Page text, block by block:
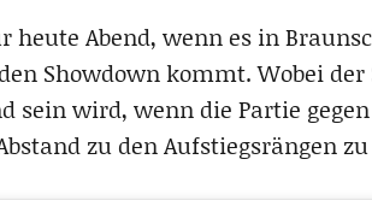
heute Abend, wenn es in
Showdown kommt. Wobei der
sein wird, wenn die Partie
zu den Aufstiegsrängen